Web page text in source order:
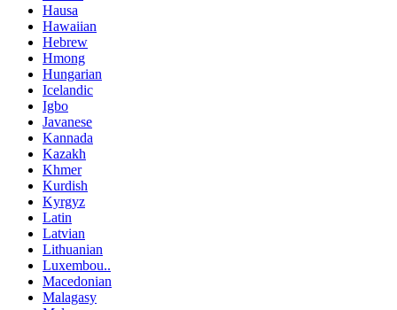
Hausa
Hawaiian
Hebrew
Hmong
Hungarian
Icelandic
Igbo
Javanese
Kannada
Kazakh
Khmer
Kurdish
Kyrgyz
Latin
Latvian
Lithuanian
Luxembou..
Macedonian
Malagasy